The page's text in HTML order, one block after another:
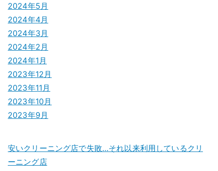
2024年5月
2024年4月
2024年3月
2024年2月
2024年1月
2023年12月
2023年11月
2023年10月
2023年9月
安いクリーニング店で失敗…それ以来利用しているクリ
ーニング店